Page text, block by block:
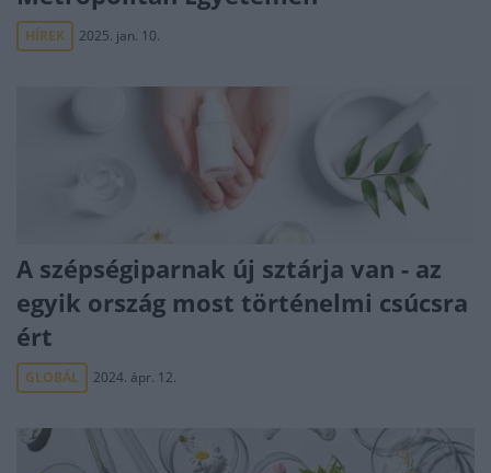
HÍREK 2025. jan. 10.
A szépségiparnak új sztárja van - az
egyik ország most történelmi csúcsra
ért
GLOBÁL 2024. ápr. 12.